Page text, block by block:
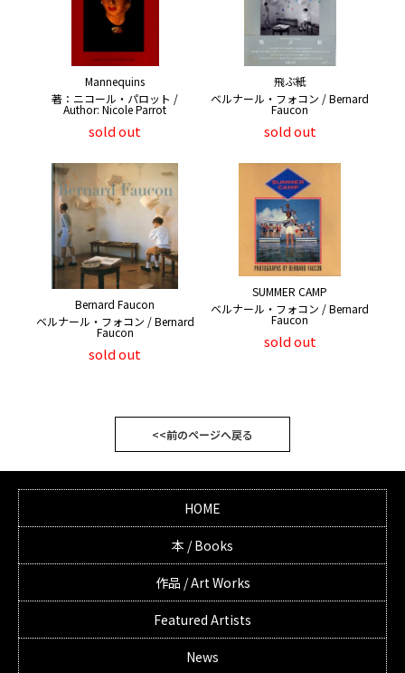
Mannequins
著：ニコール・パロット /
Author: Nicole Parrot
sold out
飛ぶ紙
ベルナール・フォコン / Bernard
Faucon
sold out
Bernard Faucon
ベルナール・フォコン / Bernard
Faucon
sold out
SUMMER CAMP
ベルナール・フォコン / Bernard
Faucon
sold out
<<前のページへ戻る
HOME
本 / Books
作品 / Art Works
Featured Artists
News